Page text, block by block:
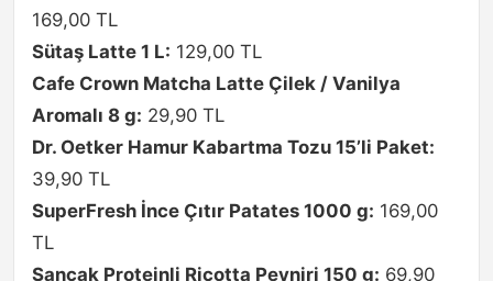
169,00 TL
Sütaş Latte 1 L: 129,00 TL
Cafe Crown Matcha Latte Çilek / Vanilya
Aromalı 8 g: 29,90 TL
Dr. Oetker Hamur Kabartma Tozu 15’li Paket:
39,90 TL
SuperFresh İnce Çıtır Patates 1000 g: 169,00
TL
Sancak Proteinli Ricotta Peyniri 150 g: 69,90